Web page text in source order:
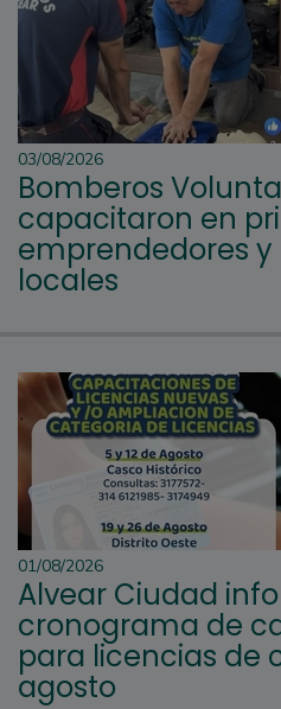
03/08/2026
Bomberos
capacitaron en
emprendedores y
locales
01/08/2026
Alvear Ciudad
cronograma de
para licencias de
agosto